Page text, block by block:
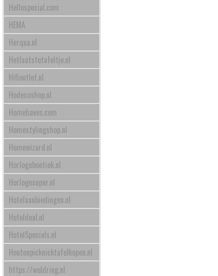
Hellospecial.com
HEMA
Herqua.nl
Hetlaatstetafeltje.nl
Hifioutlet.nl
Hodecoshop.nl
Homehaves.com
Homestylingshop.nl
Homewizard.nl
Horlogeboetiek.nl
Horlogesuper.nl
Hotelaanbiedingen.nl
Hoteldeal.nl
HotelSpecials.nl
Houtenpicknicktafelkopen.nl
https://woldring.nl